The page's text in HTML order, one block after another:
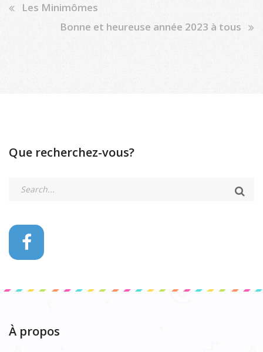
Les Minimômes
Bonne et heureuse année 2023 à tous
Que recherchez-vous?
À propos